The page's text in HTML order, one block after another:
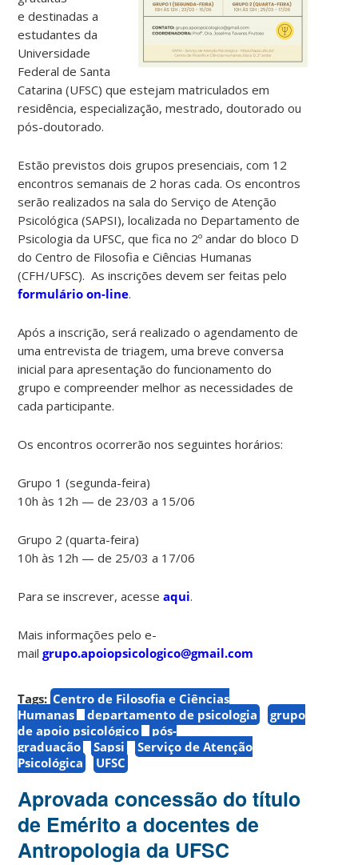
e destinadas a
estudantes da
Universidade
Federal de Santa
Catarina (UFSC) que estejam matriculados em
residência, especialização, mestrado, doutorado ou
pós-doutorado.
Estão previstosdois grupos presenciais, com 12
encontros semanais de 2 horas cada. Os encontros
serão realizados na sala do Serviço de Atenção
Psicológica (SAPSI), localizada no Departamento de
Psicologia da UFSC, que fica no 2º andar do bloco D
do Centro de Filosofia e Ciências Humanas
(CFH/UFSC). As inscrições devem ser feitas pelo
formulário on-line.
Após a inscrição, será realizado o agendamento de
uma entrevista de triagem, uma breve conversa
inicial para apresentação do funcionamento do
grupo e compreender melhor as necessidades de
cada participante.
Os encontros ocorrerão nos seguintes horários:
Grupo 1 (segunda-feira)
10h às 12h — de 23/03 a 15/06
Grupo 2 (quarta-feira)
10h às 12h — de 25/03 a 17/06
Para se inscrever, acesseaqui.
Mais informações pelo e-
mailgrupo.apoiopsicologico@gmail.com
Tags: Centro de Filosofia e Ciências
Humanas
departamento de psicologia
grupo
de apoio psicológico
pós-
graduação
Sapsi
Serviço de Atenção
Psicológica
UFSC
Aprovada concessão do título
de Emérito a docentes de
Antropologia da UFSC